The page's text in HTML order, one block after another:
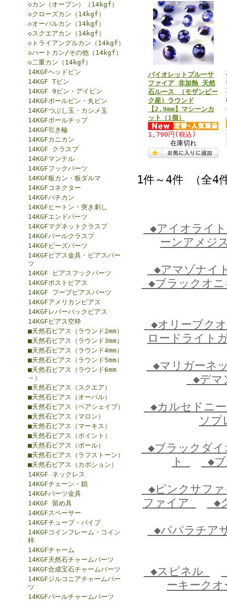
◇カン（オープン）（14kgf）
◇クローズカン（14kgf）
◇オーバルカン（14kgf）
◇スクエアカン（14kgf）
◇トライアングルカン（14kgf）
◇ハートカン/その他（14kgf）
◇二重カン（14kgf）
14KGFヘッドピン
14KGF Tピン
14KGF 9ピン・アイピン
14KGFボールピン・丸ピン
14KGFつぶし玉・カシメ玉
14KGFボールチップ
14KGF引き輪
14KGFカニカン
14KGF クラスプ
14KGFマンテル
14KGFフックパーツ
14KGF板カン・板ダルマ
14KGFコネクター
14KGFバチカン
14KGFヒートン・突き刺し
14KGFエンドパーツ
14KGFマグネットクラスプ
14KGFパールクラスプ
14KGFビーズパーツ
14KGFピアス金具・ピアスパー
ツ
14KGF ピアスフックパーツ
14KGFポストピアス
14KGF フープピアスパーツ
14KGFアメリカンピアス
14KGFレバーバックピアス
14KGFピアス空枠
■天然石ピアス（ラウンド2mm）
■天然石ピアス（ラウンド3mm）
■天然石ピアス（ラウンド4mm）
■天然石ピアス（ラウンド5mm）
■天然石ピアス（ラウンド6mm
～）
■天然石ピアス（スクエア）
■天然石ピアス（オーバル）
■天然石ピアス（ペアシェイプ）
■天然石ピアス（マロン）
■天然石ピアス（マーキス）
■天然石ピアス（ポイント）
■天然石ピアス（ボール）
■天然石ピアス（ラフストーン）
■天然石ピアス（カボション）
14KGF ネックレス
14KGFチェーン・鎖
14KGFパーツ金具
14KGF 留め具
14KGFスペーサー
14KGFチューブ・パイプ
14KGFコインフレーム・コイン
枠
14KGFチャーム
14KGF天然石チャームパーツ
14KGF合成宝石チャームパーツ
14KGFジルコニアチャームパー
ツ
14KGFパールチャームパーツ
バイオレットブルーサ
ファイア 非加熱 天然
石ルース （モザンビー
ク産）ラウンド
【2.9mm】マシーンカ
ット（1個）
1,790円 (税込)
在庫切れ
1件～4件 （全4
◆アイオライ
ーンアメジ
◆アマゾナイ
◆ブラックオ
◆オリーブク
ロードライト
◆マリガーネ
◆デマ
◆カルセドニ
ソ
◆ブラックダ
ト
◆
◆ピンクサフ
ファイア
◆
◆パパラチア
◆スピネル
ーキーク